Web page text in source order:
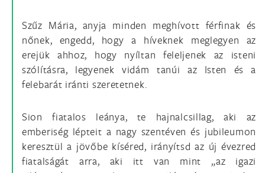
Szűz Mária, anyja minden meghívott férfinak és
nőnek, engedd, hogy a híveknek meglegyen az
erejük ahhoz, hogy nyíltan feleljenek az isteni
szólításra, legyenek vidám tanúi az Isten és a
felebarát iránti szeretetnek.
Sion fiatalos leánya, te hajnalcsillag, aki az
emberiség lépteit a nagy szentéven és jubileumon
keresztül a jövőbe kíséred, irányítsd az új évezred
fiatalságát arra, aki itt van mint „az igazi